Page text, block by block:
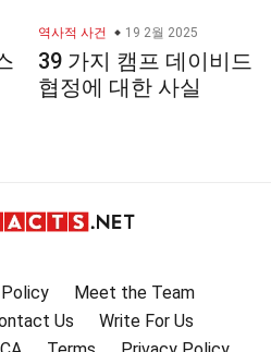
역사적 사건 19 2월 2025
39 가지 캠프 데이비드
협정에 대한 사실
Meet the Team
Us
Write For Us